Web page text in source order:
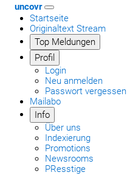
uncovr
Startseite
Originaltext Stream
Top Meldungen
Profil
Login
Neu anmelden
Passwort vergessen
Mailabo
Info
Über uns
Indexierung
Promotions
Newsrooms
PResstige